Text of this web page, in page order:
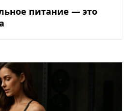
питание — это